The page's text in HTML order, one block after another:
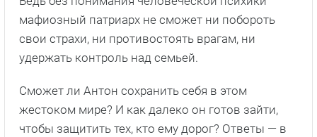
мафиозный патриарх не сможет ни побороть
свои страхи, ни противостоять врагам, ни
удержать контроль над семьей.
Сможет ли Антон сохранить себя в этом
жестоком мире? И как далеко он готов зайти,
чтобы защитить тех, кто ему дорог? Ответы — в